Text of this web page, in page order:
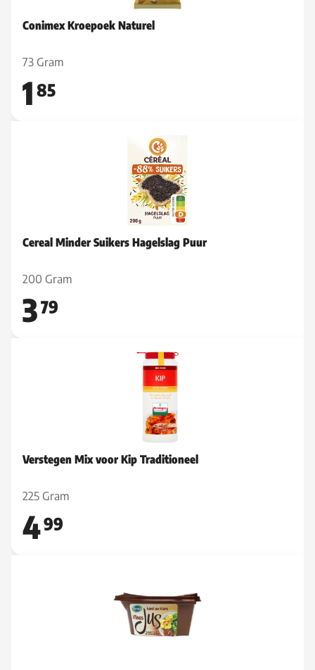
Conimex Kroepoek Naturel
73 Gram
1 85
Cereal Minder Suikers Hagelslag Puur
200 Gram
379
Verstegen Mix voor Kip Traditioneel
225 Gram
499